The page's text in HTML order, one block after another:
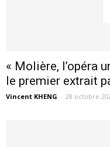
« Molière, l’opéra
le premier extrait
Vincent KHENG - 28 octobre